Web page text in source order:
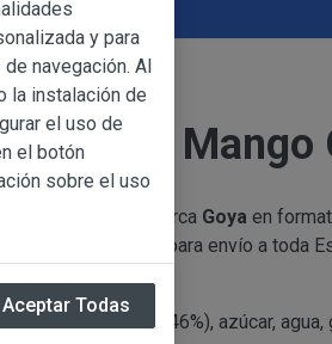
de Mango
Mango de la marca Goya en
en Perustocks para envío a toda
pulpa de mango (46%), azúcar,
los productos ofertados en el sitio
y CINTHYA PAMELA RUIZ
plena y sin reservas de todas
de la aceptación de las
determinados productos.
y para
navegación. Al
la instalación de
el uso de
el botón
sobre el uso
Aceptar Todas